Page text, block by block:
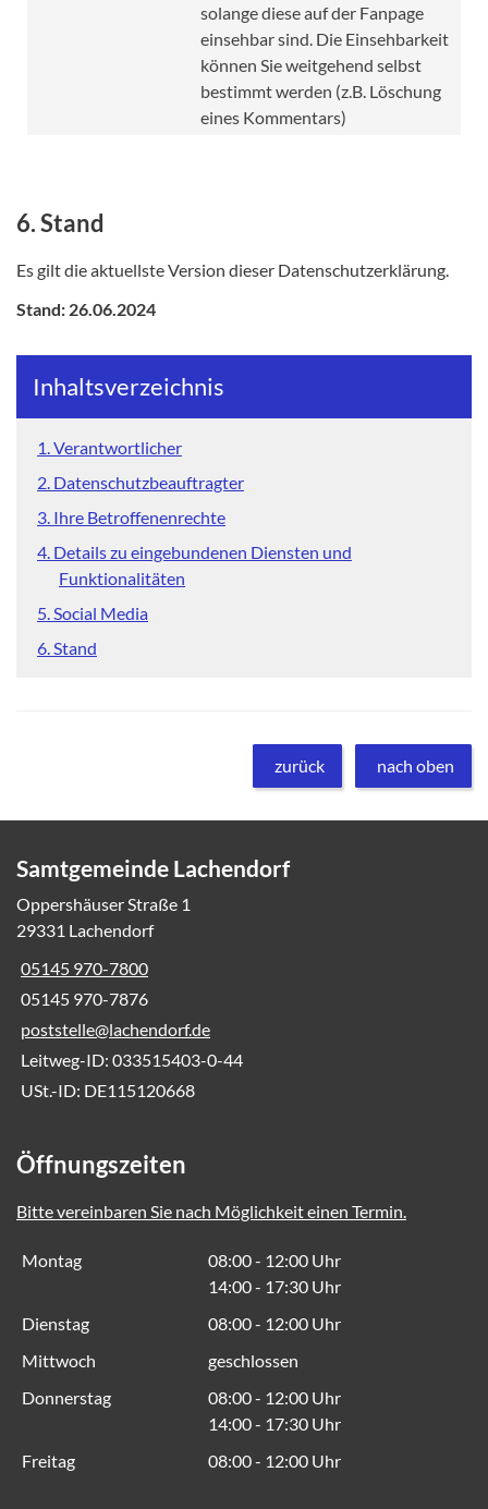
solange diese auf der Fanpage
einsehbar sind. Die Einsehbarkeit
können Sie weitgehend selbst
bestimmt werden (z.B. Löschung
eines Kommentars)
6. Stand
Es gilt die aktuellste Version dieser Datenschutzerklärung.
Stand: 26.06.2024
Inhaltsverzeichnis
1. Verantwortlicher
2. Datenschutzbeauftragter
3. Ihre Betroffenenrechte
4. Details zu eingebundenen Diensten und
Funktionalitäten
5. Social Media
6. Stand
zurück nach oben
Samtgemeinde Lachendorf
Oppershäuser Straße 1
29331 Lachendorf
05145 970-7800
05145 970-7876
poststelle@lachendorf.de
Leitweg-ID: 033515403-0-44
USt.-ID: DE115120668
Öffnungszeiten
Bitte vereinbaren Sie nach Möglichkeit einen Termin.
Montag
08:00 - 12:00 Uhr
14:00 - 17:30 Uhr
Dienstag
08:00 - 12:00 Uhr
Mittwoch
geschlossen
Donnerstag
08:00 - 12:00 Uhr
14:00 - 17:30 Uhr
Freitag
08:00 - 12:00 Uhr